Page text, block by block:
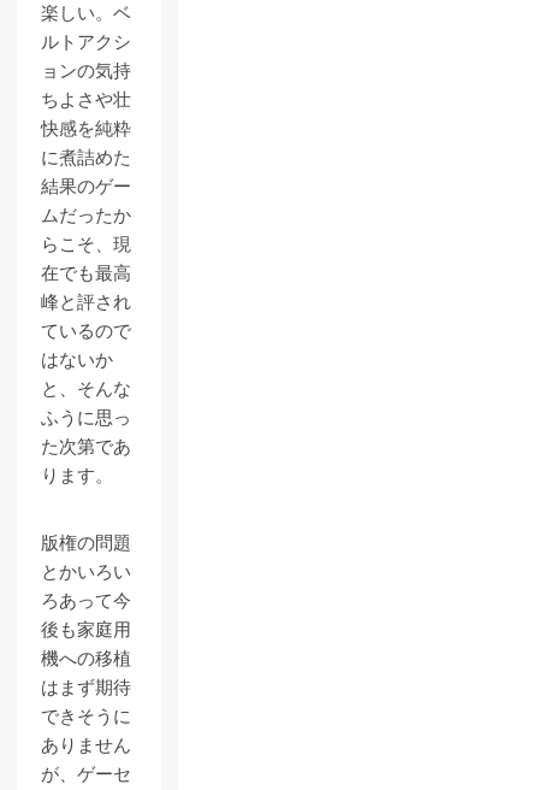
楽しい。ベ
ルトアクシ
ョンの気持
ちよさや壮
快感を純粋
に煮詰めた
結果のゲー
ムだったか
らこそ、現
在でも最高
峰と評され
ているので
はないか
と、そんな
ふうに思っ
た次第であ
ります。
版権の問題
とかいろい
ろあって今
後も家庭用
機への移植
はまず期待
できそうに
ありません
が、ゲーセ